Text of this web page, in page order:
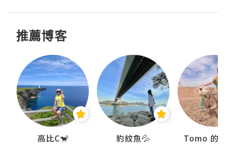
推薦博客
高比C🐒 豹紋魚💦